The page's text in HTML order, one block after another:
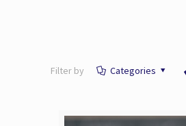
Filter by Categories